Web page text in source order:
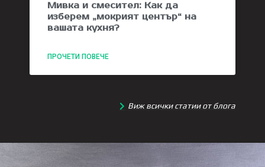
Мивка и смесител: Как да
изберем „мокрият център“ на
вашата кухня?
ПРОЧЕТИ ПОВЕЧЕ
Виж всички статии от блога